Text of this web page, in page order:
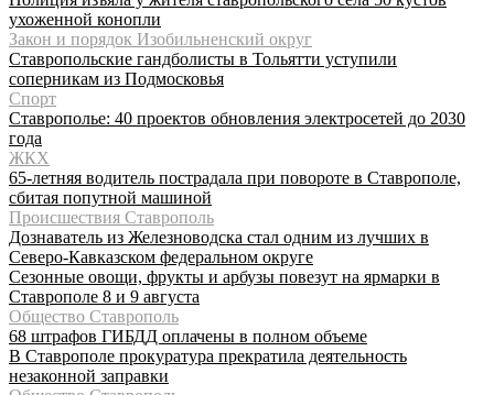
ухоженной конопли
Закон и порядок Изобильненский округ
Ставропольские гандболисты в Тольятти уступили
соперникам из Подмосковья
Спорт
Ставрополье: 40 проектов обновления электросетей до 2030
года
ЖКХ
65-летняя водитель пострадала при повороте в Ставрополе,
сбитая попутной машиной
Происшествия Ставрополь
Дознаватель из Железноводска стал одним из лучших в
Северо-Кавказском федеральном округе
Сезонные овощи, фрукты и арбузы повезут на ярмарки в
Ставрополе 8 и 9 августа
Общество Ставрополь
68 штрафов ГИБДД оплачены в полном объеме
В Ставрополе прокуратура прекратила деятельность
незаконной заправки